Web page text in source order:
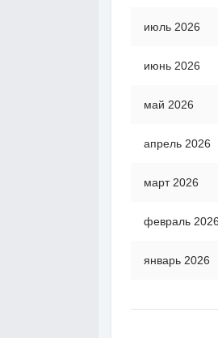
июль 2026
июнь 2026
май 2026
апрель 2026
март 2026
февраль 2026
январь 2026